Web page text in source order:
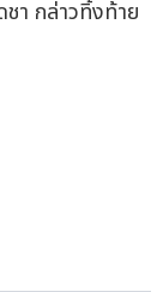
า กล่าวทิ้งท้าย